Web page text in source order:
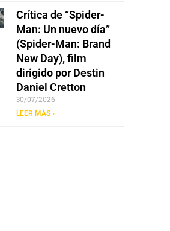
Crítica de “Spider-
Man: Un nuevo día”
(Spider-Man: Brand
New Day), film
dirigido por Destin
Daniel Cretton
30/07/2026
LEER MÁS »